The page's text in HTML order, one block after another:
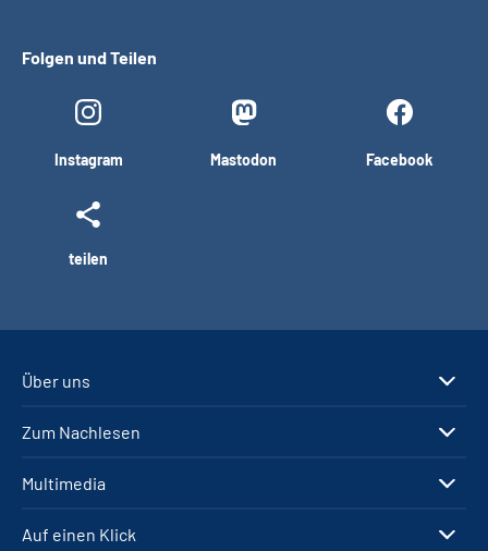
Folgen und Teilen
Instagram Mastodon Facebook
teilen
Über uns
Zum Nachlesen
Multimedia
Auf einen Klick